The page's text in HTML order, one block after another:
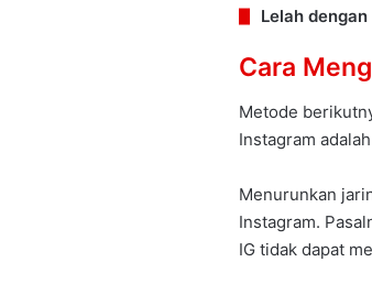
Lelah
Cara
Metode
Instagram
Menurunkan
Instagram.
IG tidak dapat